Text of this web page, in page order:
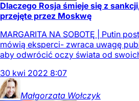
Dlaczego Rosja śmieje się z
przejęte przez Moskwę
MARGARITA NA SOBOTĘ | Putin
mówią eksperci- zwraca uwagę
aby odwrócić oczy świata od
30 kwi 2022 8:07
Małgorzata Wołczyk